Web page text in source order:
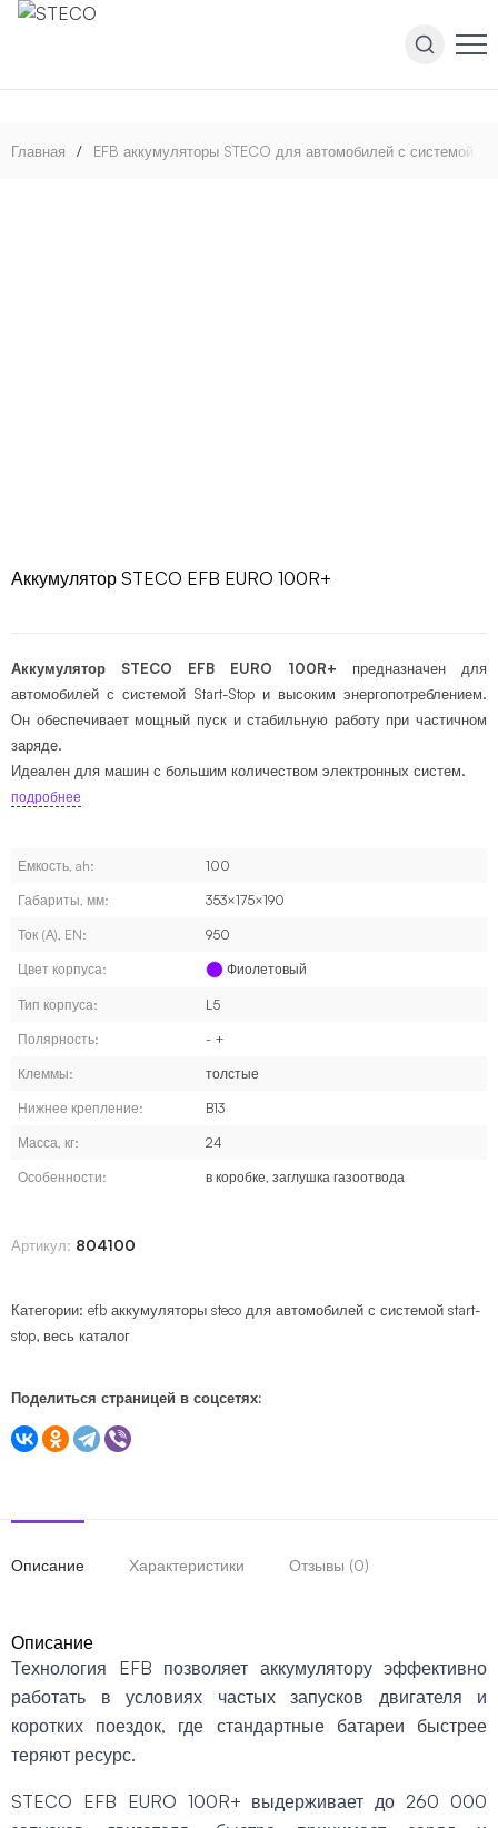
Главная / EFB аккумуляторы STECO для автомобилей с системой
Аккумулятор STECO EFB EURO 100R+
Аккумулятор STECO EFB EURO 100R+ предназначен для
автомобилей с системой Start-Stop и высоким энергопотреблением.
Он обеспечивает мощный пуск и стабильную работу при частичном
заряде.
Идеален для машин с большим количеством электронных систем.
подробнее
Емкость, ah: 100
Габариты, мм: 353×175×190
Ток (А), EN: 950
Цвет корпуса: Фиолетовый
Тип корпуса: L5
Полярность: - +
Клеммы: толстые
Нижнее крепление: B13
Масса, кг: 24
Особенности: в коробке, заглушка газоотвода
Артикул: 804100
Категории: efb аккумуляторы steco для автомобилей с системой start-
stop, весь каталог
Поделиться страницей в соцсетях:
Описание Характеристики Отзывы (0)
Описание
Технология EFB позволяет аккумулятору эффективно
работать в условиях частых запусков двигателя и
коротких поездок, где стандартные батареи быстрее
теряют ресурс.
STECO EFB EURO 100R+ выдерживает до 260 000